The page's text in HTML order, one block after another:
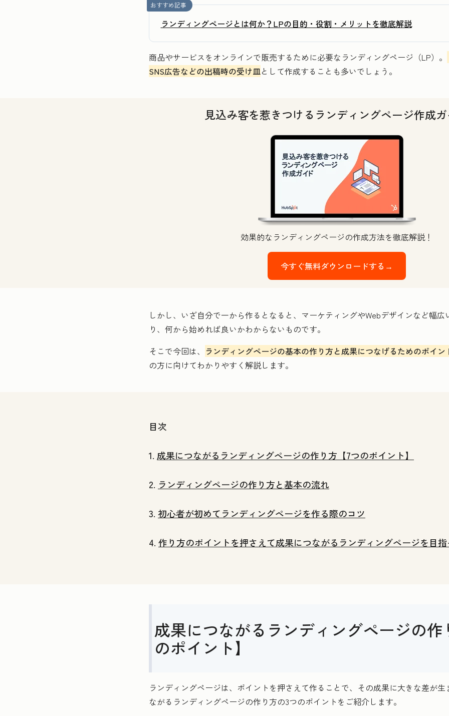
おすすめ記事
ランディングページとは何か？LPの目的・役割・メリットを徹底解説
商品やサービスをオンラインで販売するために必要なランディングページ（LP）。
SNS広告などの出稿時の受け皿として作成することも多いでしょう。
見込み客を惹きつけるランディングページ作成
効果的なランディングページの作成方法を徹底解説！
今すぐ無料ダウンロードする→
しかし、いざ自分で一から作るとなると、マーケティングやWebデザインなど幅広
り、何から始めれば良いかわからないものです。
そこで今回は、 ランディングページの基本の作り方と成果につなげるためのポイン
の方に向けてわかりやすく解説します。
目次
1. 成果につながるランディングページの作り方【7つのポイント】
2. ランディングページの作り方と基本の流れ
3. 初心者が初めてランディングページを作る際のコツ
4. 作り方のポイントを押さえて成果につながるランディングページを目指
成果につながるランディングページの作
のポイント】
ランディングページは、ポイントを押さえて作ることで、その成果に大きな差が生
ながるランディングページの作り方の3つのポイントをご紹介します。